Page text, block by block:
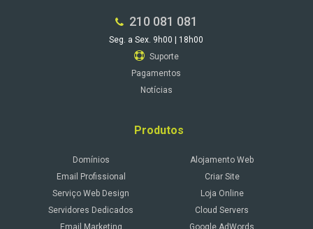
210 081 081
Seg. a Sex. 9h00 | 18h00
Suporte
Pagamentos
Notícias
Produtos
Domínios
Alojamento Web
Email Profissional
Criar Site
Serviço Web Design
Loja Online
Servidores Dedicados
Cloud Servers
Email Marketing
Google AdWords